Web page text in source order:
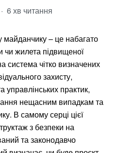
· 6 хв читання
майданчику – це набагато
чи жилета підвищеної
система чітко визначених
захисту,
управлінських практик,
нещасним випадкам та
В самому серці цієї
з безпеки на
та законодавчо